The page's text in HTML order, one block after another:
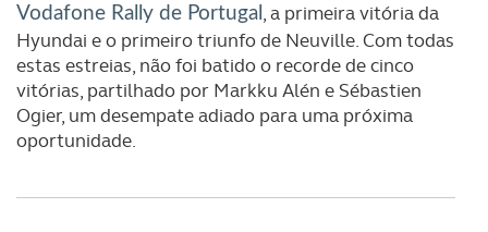
Vodafone Rally de Portugal , a primeira vitória da
Hyundai e o primeiro triunfo de Neuville. Com todas
estas estreias, não foi batido o recorde de cinco
vitórias, partilhado por Markku Alén e Sébastien
Ogier, um desempate adiado para uma próxima
oportunidade.